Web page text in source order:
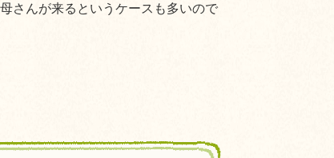
さんが来るというケースも多いので